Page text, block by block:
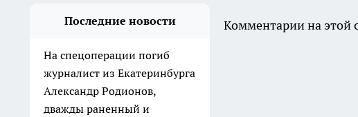
Последние новости
На спецоперации погиб
журналист из Екатеринбурга
Александр Родионов,
дважды раненный и
Комментарии на этой